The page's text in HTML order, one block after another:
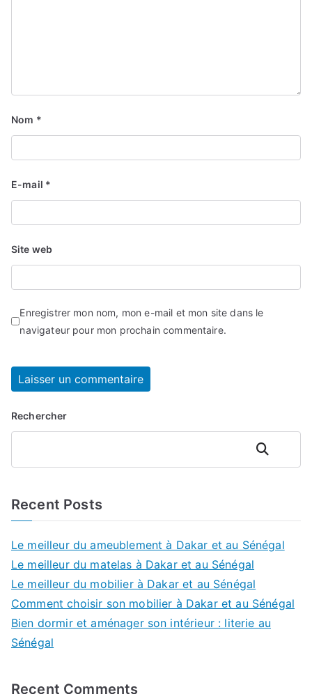
Nom *
E-mail *
Site web
Enregistrer mon nom, mon e-mail et mon site dans le
navigateur pour mon prochain commentaire.
Rechercher
Rechercher
Recent Posts
Le meilleur du ameublement à Dakar et au Sénégal
Le meilleur du matelas à Dakar et au Sénégal
Le meilleur du mobilier à Dakar et au Sénégal
Comment choisir son mobilier à Dakar et au Sénégal
Bien dormir et aménager son intérieur : literie au
Sénégal
Recent Comments